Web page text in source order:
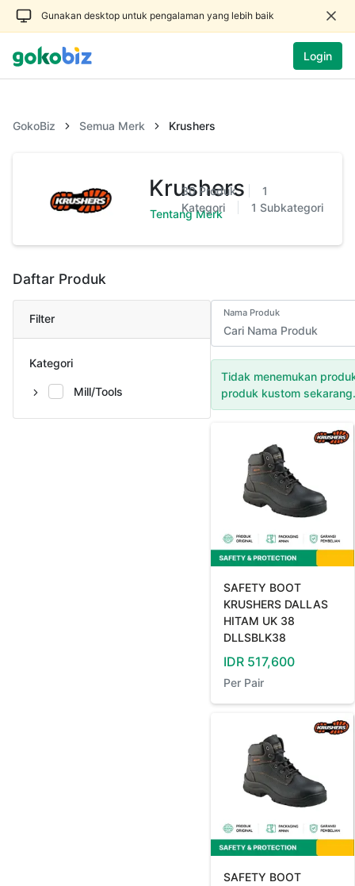
Gunakan desktop untuk pengalaman yang lebih baik
Login
GokoBiz Semua Merk Krushers
Krushers
Tentang Merk
30 Produk
1
Kategori
1 Subkategori
Daftar Produk
Filter
Kategori
Mill/Tools
Nama Produk
Tidak menemukan
produk kustom sekarang.
SAFETY BOOT
KRUSHERS DALLAS
HITAM UK 38
DLLSBLK38
IDR 517,600
Per Pair
SAFETY BOOT